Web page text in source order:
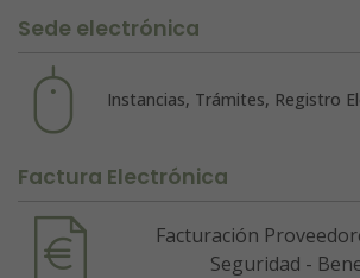
Sede electrónica
Instancias, Trámites, Registro
Factura Electrónica
Facturación
Seguridad -